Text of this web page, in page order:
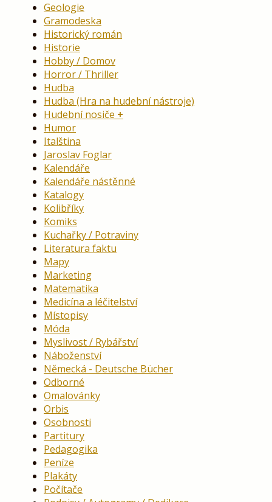
Geologie
Gramodeska
Historický román
Historie
Hobby / Domov
Horror / Thriller
Hudba
Hudba (Hra na hudební nástroje)
Hudební nosiče
Humor
Italština
Jaroslav Foglar
Kalendáře
Kalendáře nástěnné
Katalogy
Kolibříky
Komiks
Kuchařky / Potraviny
Literatura faktu
Mapy
Marketing
Matematika
Medicína a léčitelství
Místopisy
Móda
Myslivost / Rybářství
Náboženství
Německá - Deutsche Bücher
Odborné
Omalovánky
Orbis
Osobnosti
Partitury
Pedagogika
Peníze
Plakáty
Počítače